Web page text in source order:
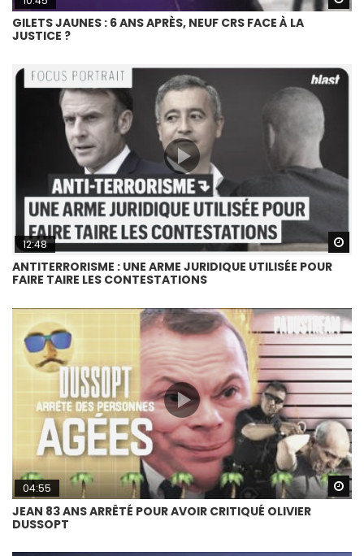
GILETS JAUNES : 6 ANS APRÈS, NEUF CRS FACE À LA
JUSTICE ?
12:48
ANTITERRORISME : UNE ARME JURIDIQUE UTILISÉE POUR
FAIRE TAIRE LES CONTESTATIONS
04:55
JEAN 83 ANS ARRÊTÉ POUR AVOIR CRITIQUÉ OLIVIER
DUSSOPT